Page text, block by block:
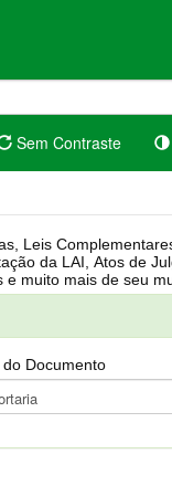
Sem Contraste
Regimento Interno, Pauta
Câmara, Controle dos bens públicos e muito mais
do Documento